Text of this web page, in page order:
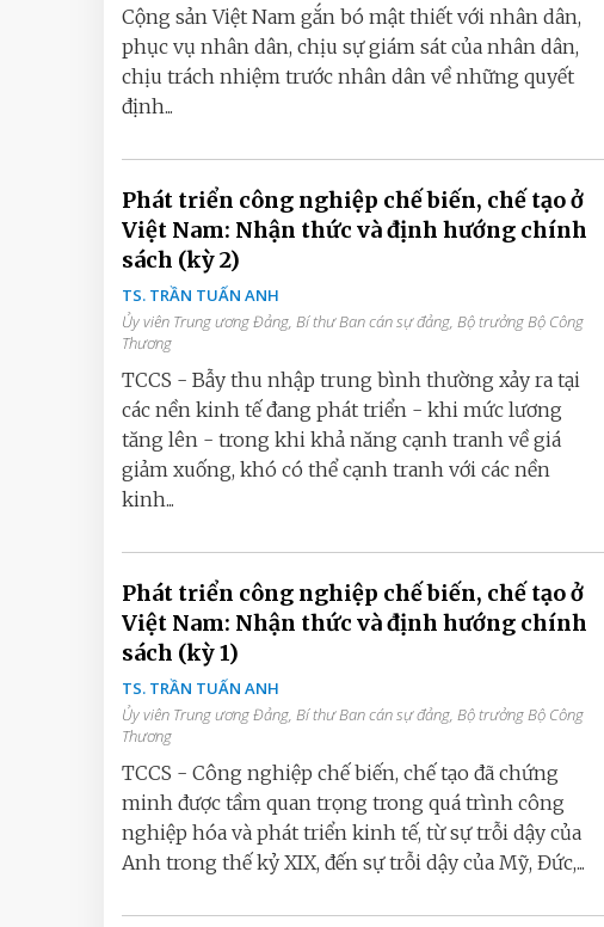
Cộng sản Việt Nam gắn bó mật thiết với nhân dân,
phục vụ nhân dân, chịu sự giám sát của nhân dân,
chịu trách nhiệm trước nhân dân về những quyết
định...
Phát triển công nghiệp chế biến, chế tạo ở
Việt Nam: Nhận thức và định hướng chính
sách (kỳ 2)
TS. TRẦN TUẤN ANH
Ủy viên Trung ương Đảng, Bí thư Ban cán sự đảng, Bộ trưởng Bộ Công
Thương
TCCS - Bẫy thu nhập trung bình thường xảy ra tại
các nền kinh tế đang phát triển - khi mức lương
tăng lên - trong khi khả năng cạnh tranh về giá
giảm xuống, khó có thể cạnh tranh với các nền
kinh...
Phát triển công nghiệp chế biến, chế tạo ở
Việt Nam: Nhận thức và định hướng chính
sách (kỳ 1)
TS. TRẦN TUẤN ANH
Ủy viên Trung ương Đảng, Bí thư Ban cán sự đảng, Bộ trưởng Bộ Công
Thương
TCCS - Công nghiệp chế biến, chế tạo đã chứng
minh được tầm quan trọng trong quá trình công
nghiệp hóa và phát triển kinh tế, từ sự trỗi dậy của
Anh trong thế kỷ XIX, đến sự trỗi dậy của Mỹ, Đức,...